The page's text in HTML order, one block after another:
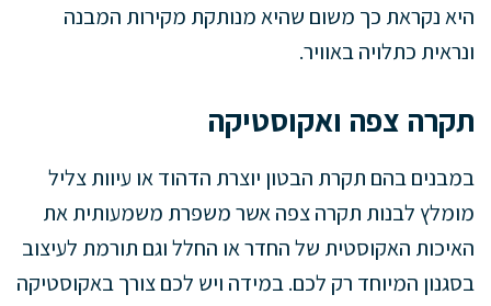
היא נקראת כך משום שהיא מנותקת מקירות המבנה
ונראית כתלויה באוויר.
תקרה צפה ואקוסטיקה
במבנים בהם תקרת הבטון יוצרת הדהוד או עיוות צליל
מומלץ לבנות תקרה צפה אשר משפרת משמעותית את
האיכות האקוסטית של החדר או החלל וגם תורמת לעיצוב
בסגנון המיוחד רק לכם. במידה ויש לכם צורך באקוסטיקה